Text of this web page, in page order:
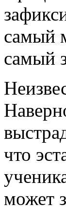
самый
самый
что
может